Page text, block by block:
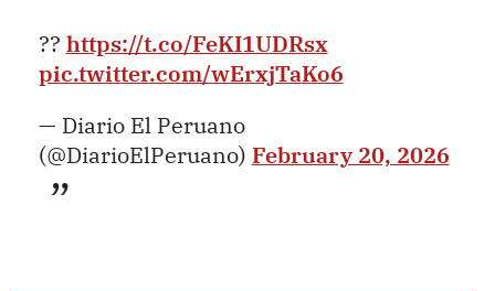
?? https://t.co/FeKI1UDRsx
pic.twitter.com/wErxjTaKo6
— Diario El Peruano
(@DiarioElPeruano) February 20, 2026